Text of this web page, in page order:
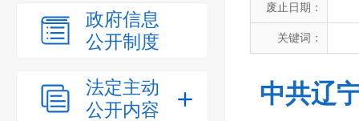
政府信息
公开制度
法定主动
公开内容
废止日期：
关键词：
中共辽